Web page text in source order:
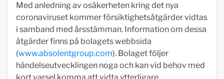
Med anledning av osäkerheten kring det nya
coronaviruset kommer försiktighetsåtgärder vidtas
i samband med årsstämman. Information om dessa
åtgärder finns på bolagets webbsida
(www.absolentgroup.com). Bolaget följer
händelseutvecklingen noga och kan vid behov med